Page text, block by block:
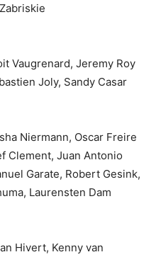
Vaugrenard, Jeremy Roy
Joly, Sandy Casar
Niermann, Oscar Freire
Clement, Juan Antonio
Garate, Robert Gesink,
Laurensten Dam
Hivert, Kenny van